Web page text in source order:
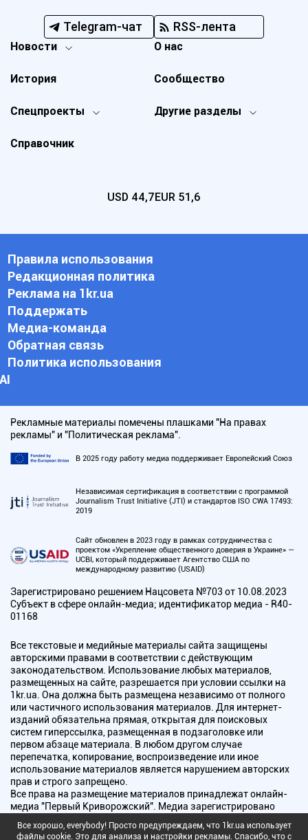
Telegram-чат RSS-лента
Новости
Спецпроекты Другие разделы
История
О нас
Справочник
Сообщество
USD 44,7EUR 51,6
Правила использования
Редакционная политика
Реклама на 1kr.ua
Поддержать
Медиа-команда
Обратная связь
Политика использования
АI
Рекламные материалы помечены плашками "На правах
рекламы" и "Политическая реклама".
В 2025 году работу медиа поддерживает Европейский Союз
Независимая сертификация в соответствии с программой
Journalism Trust Initiative (JTI) и стандартов ISO CWA 17493:
2019
Сайт обновлен в 2023 году в рамках сотрудничества с
проектом «Укрепление общественного доверия в Украине» —
UCBI, который поддерживает Агентство США по
международному развитию (USAID)
Зарегистрировано решением Нацсовета №703 от 10.08.2023
Субъект в сфере онлайн-медиа; идентификатор медиа - R40-
01168
Все текстовые и медийные материалы сайта защищены
авторскими правами в соответствии с действующим
законодательством. Использование любых материалов,
размещенных на сайте, разрешается при условии ссылки на
1kr.ua. Она должна быть размещена независимо от полного
или частичного использования материалов. Для интернет-
изданий обязательна прямая, открытая для поисковых
систем гиперссылка, размещенная в подзаголовке или
первом абзаце материала. В любом другом случае
перепечатка, копирование, воспроизведение или иное
использование материалов является нарушением авторских
прав и строго запрещено.
Все права на размещение материалов принадлежат онлайн-
медиа "Первый Криворожский". Медиа зарегистрировано
радиовещания.
Все хорошо, everybody! Просто предупреждаем, что 1kr.ua использует
файлы cookie. Это для анализа и настройки рекламы. Спасибо, что с